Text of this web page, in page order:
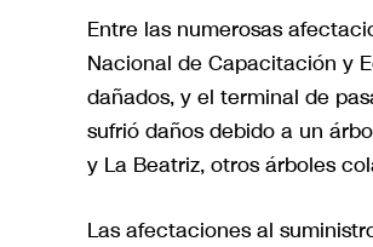
Entre las numerosas
Nacional de Capacitación y
dañados, y el terminal de
sufrió daños debido a un
y La Beatriz, otros árboles
Las afectaciones al